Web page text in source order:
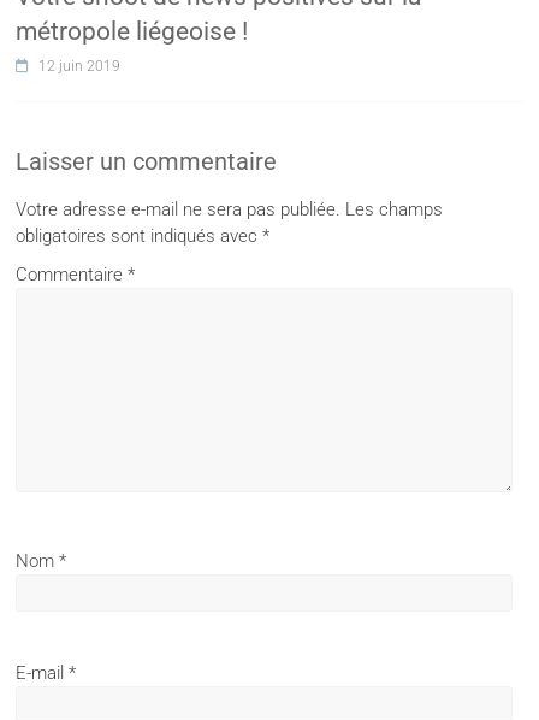
métropole liégeoise !
12 juin 2019
Laisser un commentaire
Votre adresse e-mail ne sera pas publiée. Les champs
obligatoires sont indiqués avec*
Commentaire*
Nom*
E-mail*